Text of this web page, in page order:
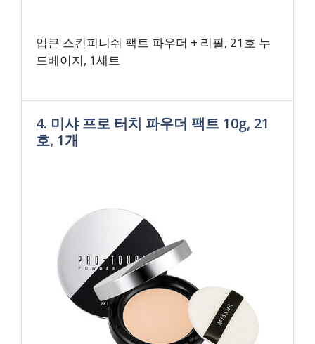
입큰 스킨피니쉬 팩트 파우더 + 리필, 21호 누
드베이지, 1세트
4. 미샤 프로 터치 파우더 팩트 10g, 21
호, 1개